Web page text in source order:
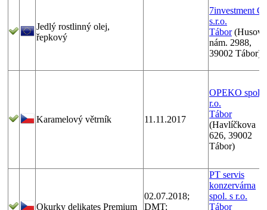
Jedlý rostlinný olej,
řepkový
7investment
s.r.o.
Tábor (Husovo
nám. 2988,
39002 Tábor)
Karamelový větrník 11.11.2017
OPEKO spol.
r.o.
Tábor
(Havlíčkova
626, 39002
Tábor)
Okurky delikates Premium
02.07.2018;
DMT:
PT servis
konzervárna
spol. s r.o.
Tábor